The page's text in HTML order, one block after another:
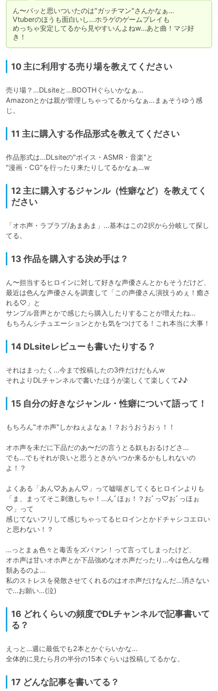
ん〜パッと思いついたのは"ガッチマン"さんかなぁ…
Vtuberのほうも面白いし…ホラゲのゲームプレイも
めっちゃ安定してるから見やすいんよねw…あと曲！マジ好
き！
10 主に利用する売り場を教えてください
売り場？…DLsiteと…BOOTHぐらいかなぁ…
Amazonとかは親が管理しちゃってるからなぁ…まぁそうゆう感
じ。
11 主に購入する作品形式を教えてください
作品形式は…DLsiteの"ボイス・ASMR・音楽"と
"漫画・CG"を行ったり来たりしてるかなぁ…w
12 主に購入するジャンル（性癖など）を教えてく
ださい
「オホ声・ラブラブ/あまあま」…基本はこの2択から分岐して探し
てる。
13 作品を購入する決め手は？
ん〜担当するヒロインに対して好きな声優さんとかもそうだけど、
最近は色んな声優さんを調査して「この声優さん演技うめぇ！癒さ
れる♡」と
サンプル音声とかで感じたら購入したりすることが増えたね…
もちろんシチュエーションとかも気をつけてる！これ本当に大事！
14 DLsiteレビューも書いたりする？
それはまったく…今まで投稿したの3件だけだもんw
それよりDLチャンネルで書いたほうが楽しくて楽しくて♪♪
15 自分の好きなジャンル・性癖について語って！
もちろん"オホ声"しかねぇよなぁ！？おうおうおぅ！！
オホ声を未だに下品だのあ〜だの言うとる奴もおるけどさ…
でも…でもそれが良いと思うときがいつか来るかもしれないの
よ！？
よくある「あん♡あぁん♡」って嘘喘ぎしてくるヒロインよりも
「ま、まってそこ刺激しちゃ！…んﾞほぉ！？おﾞっ♡おﾞっほぉ
♡」って
感じてないフリして感じちゃってるヒロインとかドチャシコエロい
と思わない！？
…っとまぁ色々と毒舌をズバァン！って言ってしまったけど、
オホ声は甘いオホ声とか下品強めなオホ声だったり…今は色んな種
類あるのよ…
私のストレスを発散させてくれるのはオホ声だけなんだ…消さない
で…お願い…(泣)
16 どれくらいの頻度でDLチャンネルで記事書いて
る？
えっと…週に最低でも2本とかぐらいかな…
全体的に見たら月の半分の15本ぐらいは投稿してるかな。
17 どんな記事を書いてる？